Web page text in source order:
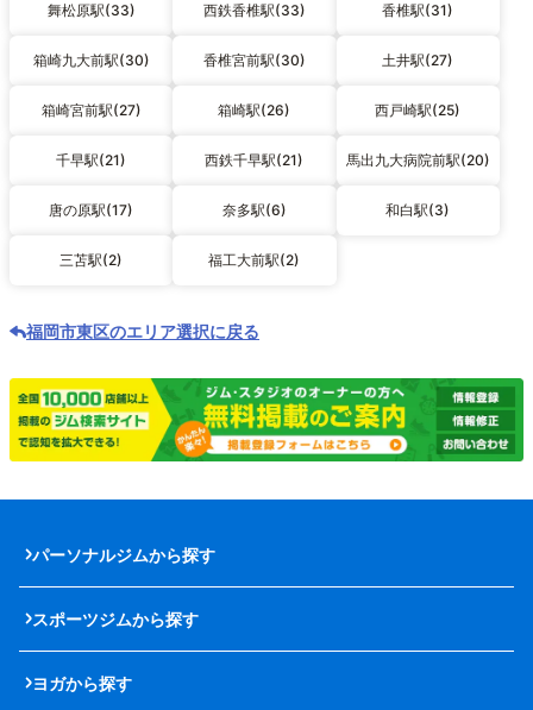
舞松原駅(33) 西鉄香椎駅(33) 香椎駅(31)
箱崎九大前駅(30) 香椎宮前駅(30) 土井駅(27)
箱崎宮前駅(27) 箱崎駅(26) 西戸崎駅(25)
千早駅(21) 西鉄千早駅(21) 馬出九大病院前駅(20)
唐の原駅(17) 奈多駅(6) 和白駅(3)
三苫駅(2) 福工大前駅(2)
福岡市東区のエリア選択に戻る
パーソナルジムから探す
スポーツジムから探す
ヨガから探す